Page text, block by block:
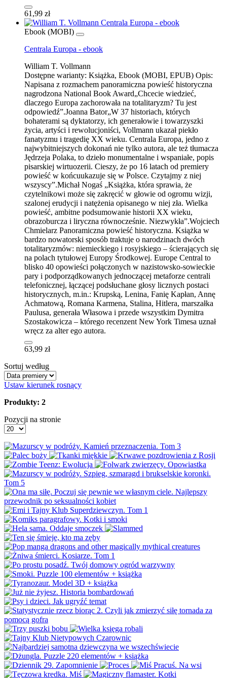
61,99 zł
Ebook (MOBI)
Centrala Europa - ebook
William T. Vollmann
Dostępne warianty: Książka, Ebook (MOBI, EPUB) Opis:
Napisana z rozmachem panoramiczna powieść historyczna
nagrodzona National Book Award„Chcecie wiedzieć,
dlaczego Europa zachorowała na totalitaryzm? Tu jest
odpowiedź”.Joanna Bator„W 37 historiach, których
bohaterami są dyktatorzy, ich generałowie i towarzyszki
życia, artyści i rewolucjoniści, Vollmann ukazał piekło
fanatyzmu i tragedię XX wieku. Centrala Europa, jedno z
najwybitniejszych dokonań nie tylko autora, ale też tłumacza
Jędrzeja Polaka, to dzieło monumentalne i wspaniałe, popis
pisarskiej wirtuozerii. Cieszy, że po 16 latach od premiery
powieść w końcuukazuje się w Polsce. Czytajmy z niej
wszyscy”.Michał Nogaś „Książka, która sprawia, że
czytelnikowi może się zakręcić w głowie od ogromu wizji,
szalonej erudycji i natężenia opisanego w niej zła. Wielka
powieść, ambitne podsumowanie historii XX wieku,
obrazoburcza i liryczna równocześnie. Niezwykła”.Wojciech
Chmielarz Panoramiczna powieść historyczna. Książka w
bardzo nowatorski sposób traktuje o narodzinach dwóch
totalitaryzmów: niemieckiego i rosyjskiego – ścierających się
na polach tytułowej Europy Środkowej. Europe Central to
blisko 40 opowieści połączonych w nazistowsko-sowieckie
pary i podporządkowanych jednoczącej metaforze centrali
telefonicznej, łączącej podsłuchane głosy licznych postaci
historycznych, m.in.: Krupską, Lenina, Fanię Kapłan, Annę
Achmatową, Romana Karmena, Stalina, Hitlera, marszałka
Paulusa, generała Własowa i przede wszystkim Dymitra
Szostakowicza – którego recenzent New York Timesa uznał
wręcz za alter ego autora.
63,99 zł
Sortuj według
Ustaw kierunek rosnący
Produkty: 2
Pozycji na stronie